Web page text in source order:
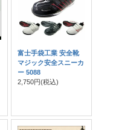
富士手袋工業 安全靴
マジック安全スニーカ
ー 5088
2,750円(税込)